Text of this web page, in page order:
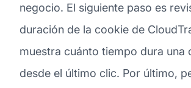
negocio. El siguiente paso es
duración de la cookie de
muestra cuánto tiempo dura una
desde el último clic. Por último,